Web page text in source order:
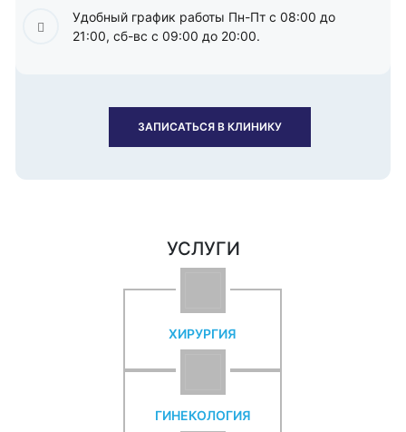
Удобный график работы Пн-Пт с 08:00 до
21:00, сб-вс с 09:00 до 20:00.
ЗАПИСАТЬСЯ В КЛИНИКУ
УСЛУГИ
ХИРУРГИЯ
ГИНЕКОЛОГИЯ